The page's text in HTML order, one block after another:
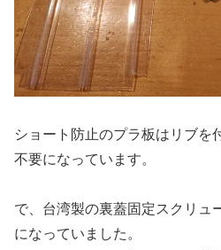
ショート防止のプラ板はリブを
不要になっています。
で、台湾製の裏蓋固定スクリュ
になっていました。